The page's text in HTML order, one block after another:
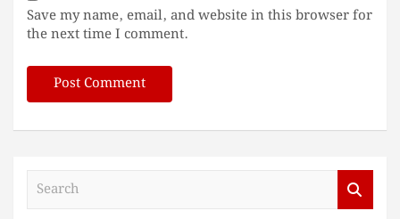
Save my name, email, and website in this browser for
the next time I comment.